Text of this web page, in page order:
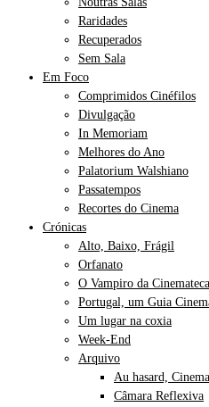
Raridades
Recuperados
Sem Sala
Em Foco
Comprimidos Cinéfilos
Divulgação
In Memoriam
Melhores do Ano
Palatorium Walshiano
Passatempos
Recortes do Cinema
Crónicas
Alto, Baixo, Frágil
Orfanato
O Vampiro da Cinemateca
Portugal, um Guia
Um lugar na coxia
Week-End
Arquivo
Au hasard, Cinema
Câmara Reflexiva